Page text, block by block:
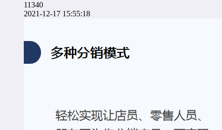
11340
2021-12-17 15:55:18